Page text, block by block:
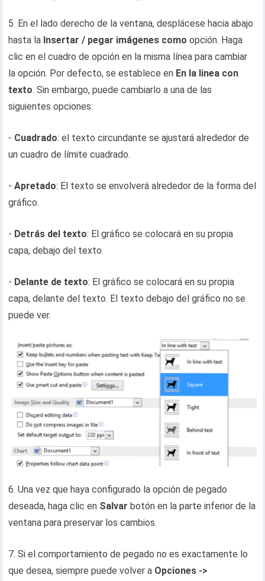
5. En el lado derecho de la ventana, desplácese hacia abajo
hasta la Insertar / pegar imágenes como opción. Haga
clic en el cuadro de opción en la misma línea para cambiar
la opción. Por defecto, se establece en En la linea con
texto. Sin embargo, puede cambiarlo a una de las
siguientes opciones:
- Cuadrado: el texto circundante se ajustará alrededor de
un cuadro de límite cuadrado.
-Apretado: El texto se envolverá alrededor de la forma del
gráfico.
- Detrás del texto: El gráfico se colocará en su propia
capa, debajo del texto.
- Delante de texto: El gráfico se colocará en su propia
capa, delante del texto. El texto debajo del gráfico no se
puede ver.
6. Una vez que haya configurado la opción de pegado
deseada, haga clic en Salvar botón en la parte inferior de la
ventana para preservar los cambios.
7. Si el comportamiento de pegado no es exactamente lo
que desea, siempre puede volver a Opciones ->